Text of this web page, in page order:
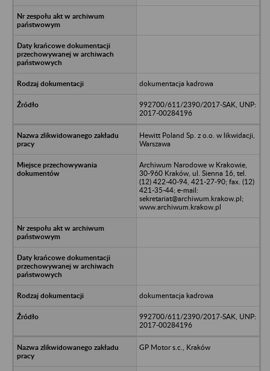
dokumentacja kadrowa
992700/611/2390/2017-SAK, UNP:
2017-00284196
Hewitt Poland Sp. z o.o. w likwidacji,
Warszawa
Archiwum Narodowe w Krakowie,
30-960 Kraków, ul. Sienna 16, tel.
(12) 422-40-94, 421-27-90; fax. (12)
421-35-44; e-mail:
sekretariat@archiwum.krakow.pl;
www.archiwum.krakow.pl
dokumentacja kadrowa
992700/611/2390/2017-SAK, UNP:
2017-00284196
GP Motor s.c., Kraków